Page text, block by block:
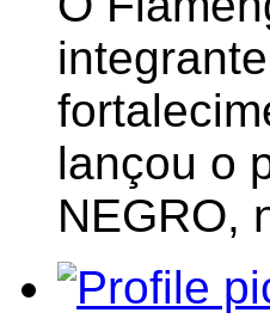
lançou o
NEGRO,